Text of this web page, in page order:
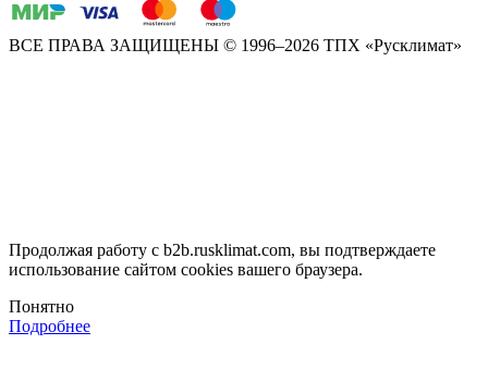
ВСЕ ПРАВА ЗАЩИЩЕНЫ © 1996–2026 ТПХ «Русклимат»
Продолжая работу с b2b.rusklimat.com, вы подтверждаете
использование сайтом cookies вашего браузера.
Понятно
Подробнее